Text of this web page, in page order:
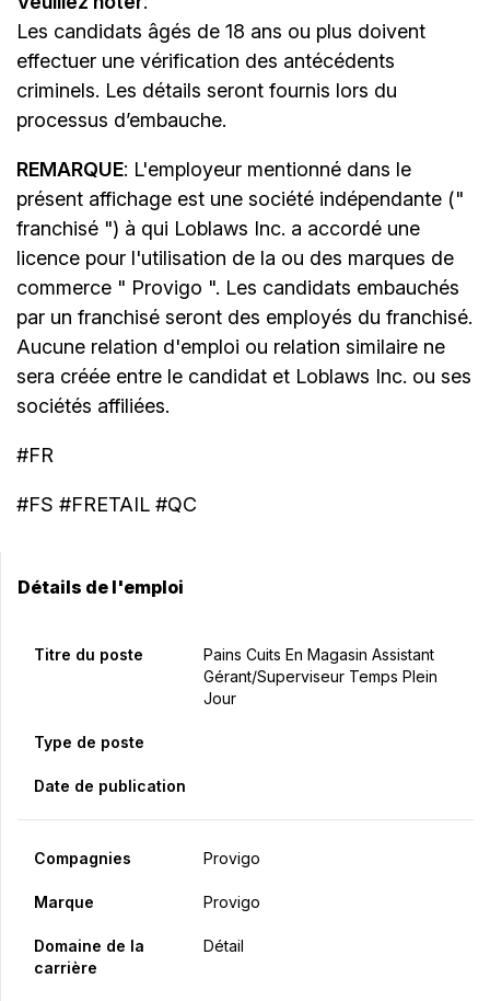
Les candidats âgés de 18 ans ou plus doivent
effectuer une vérification des antécédents
criminels. Les détails seront fournis lors du
processus d’embauche.
REMARQUE: L'employeur mentionné dans le
présent affichage est une société indépendante ("
franchisé ") à qui Loblaws Inc. a accordé une
licence pour l'utilisation de la ou des marques de
commerce " Provigo ". Les candidats embauchés
par un franchisé seront des employés du franchisé.
Aucune relation d'emploi ou relation similaire ne
sera créée entre le candidat et Loblaws Inc. ou ses
sociétés affiliées.
#FR
#FS #FRETAIL #QC
Détails de l'emploi
Titre du poste
Pains Cuits En Magasin Assistant
Gérant/Superviseur Temps Plein
Jour
Type de poste
Date de publication
Compagnies Provigo
Marque Provigo
Domaine de la
carrière
Détail